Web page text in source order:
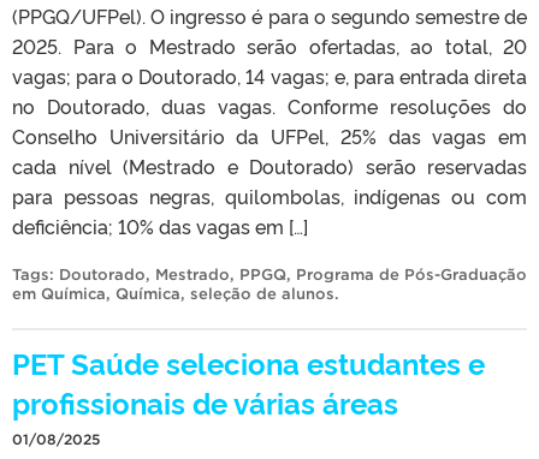
(PPGQ/UFPel). O ingresso é para o segundo semestre de
2025. Para o Mestrado serão ofertadas, ao total, 20
vagas; para o Doutorado, 14 vagas; e, para entrada direta
no Doutorado, duas vagas. Conforme resoluções do
Conselho Universitário da UFPel, 25% das vagas em
cada nível (Mestrado e Doutorado) serão reservadas
para pessoas negras, quilombolas, indígenas ou com
deficiência; 10% das vagas em […]
Tags: Doutorado, Mestrado, PPGQ, Programa de Pós-Graduação
em Química, Química, seleção de alunos.
PET Saúde seleciona estudantes e
profissionais de várias áreas
01/08/2025